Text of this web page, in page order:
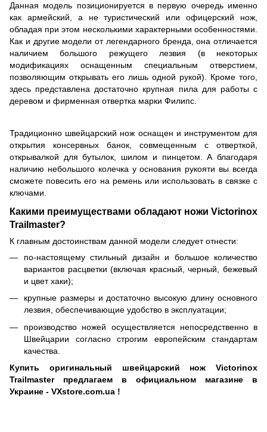
Данная модель позиционируется в первую очередь именно
как армейский, а не туристический или офицерский нож,
обладая при этом несколькими характерными особенностями.
Как и другие модели от легендарного бренда, она отличается
наличием большого режущего лезвия (в некоторых
модификациях оснащенным специальным отверстием,
позволяющим открывать его лишь одной рукой). Кроме того,
здесь представлена достаточно крупная пила для работы с
деревом и фирменная отвертка марки Филипс.
Традиционно швейцарский нож оснащен и инструментом для
открытия консервных банок, совмещенным с отверткой,
открывалкой для бутылок, шилом и пинцетом. А благодаря
наличию небольшого колечка у основания рукояти вы всегда
сможете повесить его на ремень или использовать в связке с
ключами.
Какими преимуществами обладают ножи Victorinox
Trailmaster?
К главным достоинствам данной модели следует отнести:
по-настоящему стильный дизайн и большое количество
вариантов расцветки (включая красный, черный, бежевый
и цвет хаки);
крупные размеры и достаточно высокую длину основного
лезвия, обеспечивающие удобство в эксплуатации;
производство ножей осуществляется непосредственно в
Швейцарии согласно строгим европейским стандартам
качества.
Купить оригинальный швейцарский нож Victorinox
Trailmasterпредлагаем в официальном магазине в
Украине - VXstore.com.ua !